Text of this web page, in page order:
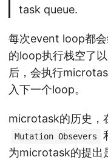
task queue.
每次event loop都
的loop执行栈空了
后，会执行
入下一个loop。
microtask的历史，
Mutation Obsevers
为microtask的提出